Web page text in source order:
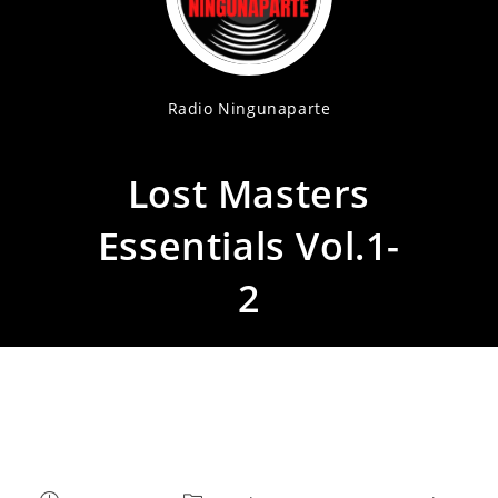
Radio Ningunaparte
Lost Masters
Essentials Vol.1-
2